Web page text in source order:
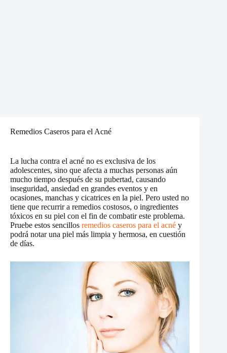
Remedios Caseros para el Acné
La lucha contra el acné no es exclusiva de los
adolescentes, sino que afecta a muchas personas aún
mucho tiempo después de su pubertad, causando
inseguridad, ansiedad en grandes eventos y en
ocasiones, manchas y cicatrices en la piel. Pero usted no
tiene que recurrir a remedios costosos, o ingredientes
tóxicos en su piel con el fin de combatir este problema.
Pruebe estos sencillos remedios caseros para el acné y
podrá notar una piel más limpia y hermosa, en cuestión
de días.